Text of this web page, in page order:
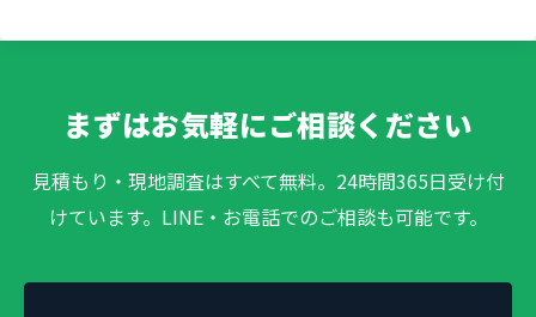
まずはお気軽にご相談ください
見積もり・現地調査はすべて無料。24時間365日受け付
けています。LINE・お電話でのご相談も可能です。